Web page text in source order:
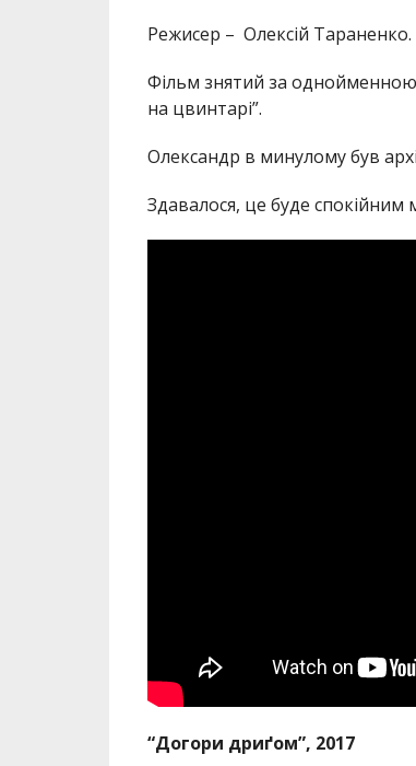
Режисер – Олексій Тараненко.
Фільм знятий за
на цвинтарі”.
Олександр в минулому був
Здавалося, це буде спокійним
“Догори дриґом”, 2017